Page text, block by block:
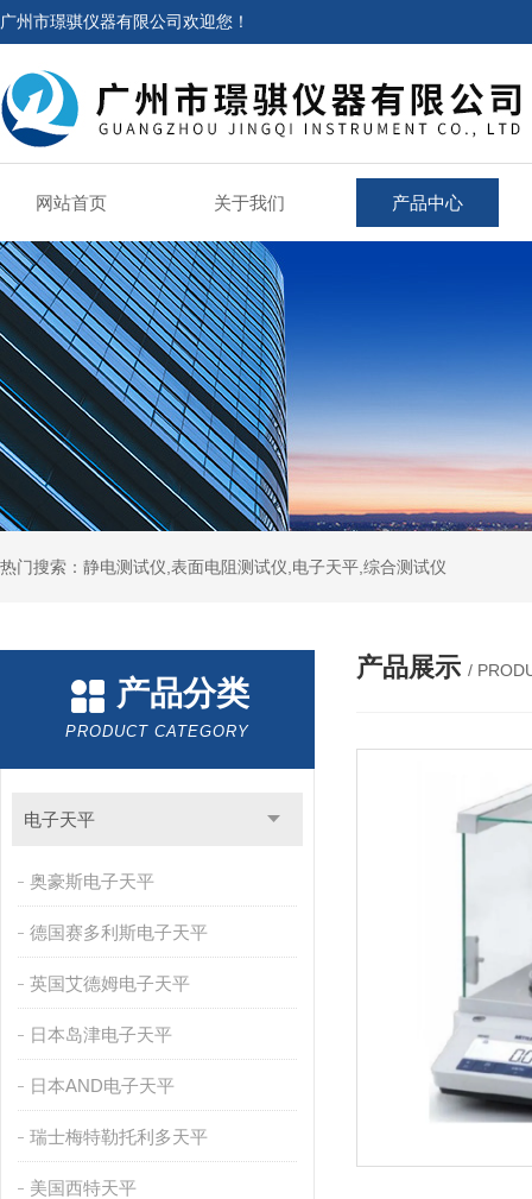
广州市璟骐仪器有限公司欢迎您！
网站首页 关于我们 产品中心
热门搜索：静电测试仪,表面电阻测试仪,电子天平,综合测试仪
产品分类
PRODUCT CATEGORY
电子天平
奥豪斯电子天平
德国赛多利斯电子天平
英国艾德姆电子天平
日本岛津电子天平
日本AND电子天平
瑞士梅特勒托利多天平
美国西特天平
产品展示 /